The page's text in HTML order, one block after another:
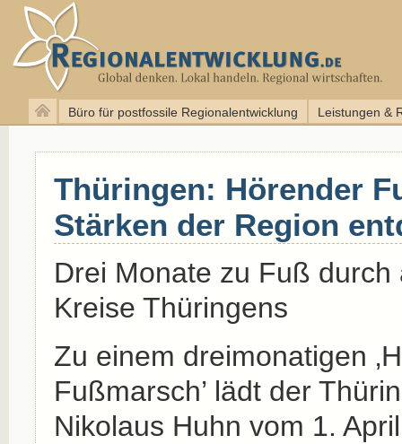
Büro für postfossile Regionalentwicklung Leistungen &
Thüringen: Hörender
Stärken der Region
Drei Monate zu Fuß durch
Kreise Thüringens
Zu einem dreimonatigen
Fußmarsch’ lädt der
Nikolaus Huhn vom 1.